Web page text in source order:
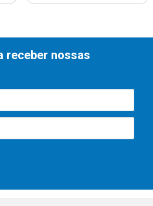
receber nossas